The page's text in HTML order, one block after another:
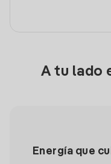
A tu lado
Energía que